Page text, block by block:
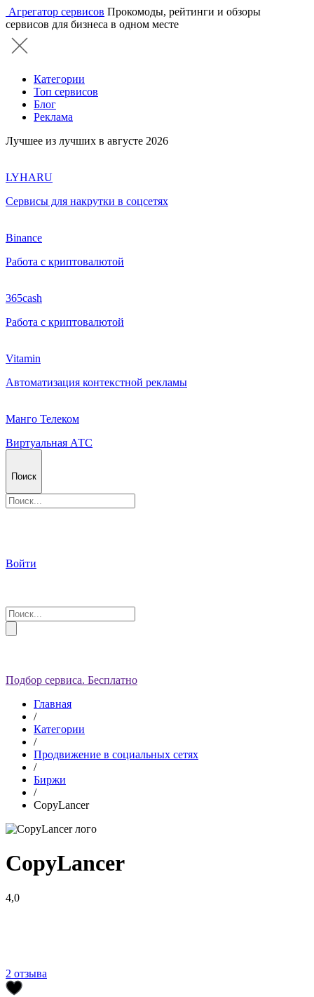
Агрегатор сервисов Прокомоды, рейтинги и обзоры
сервисов для бизнеса в одном месте
Категории
Топ сервисов
Блог
Реклама
Лучшее из лучших в августе 2026
LYHARU
Сервисы для накрутки в соцсетях
Binance
Работа с криптовалютой
365cash
Работа с криптовалютой
Vitamin
Автоматизация контекстной рекламы
Манго Телеком
Виртуальная АТС
Поиск
Войти
Подбор сервиса. Бесплатно
Главная
/
Категории
/
Продвижение в социальных сетях
/
Биржи
/
CopyLancer
CopyLancer
4,0
2 отзыва